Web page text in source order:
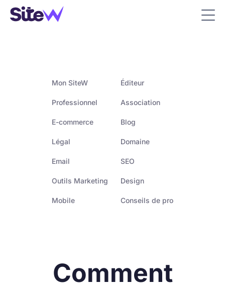
Mon SiteW Éditeur
Professionnel Association
E-commerce Blog
Légal Domaine
Email SEO
Outils Marketing Design
Mobile Conseils de pro
Comment